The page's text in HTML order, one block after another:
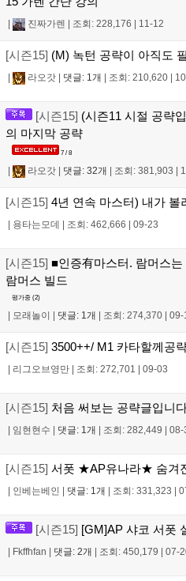
| 진짜가렌 | 조회: 228,176 | 11-12
[시즌15] (M) 녹턴 공략이 아직도
| 라오갓 | 댓글: 1개 | 조회: 210,620 |
[시즌15] (시즌11 시절 공략
의 마지막 공략
7 / 8
라오갓 댓글: 32개 조회: 381,903
[시즌15] 4년 연속 마스터) 내가 볼
용타는모데 조회: 462,666 09-23
[시즌15] ■인증有마스터. 람머스
람머스 빌드
평가중 (2)
| 모래놀이 | 댓글: 1개 | 조회: 274,370 | 09-
[시즌15] 3500++/ M1 카타할께공
| 리그오브영만 | 조회: 272,701 | 09-03
[시즌15] 처음 써보는 공략글입니
| 임현현수 | 댓글: 1개 | 조회: 282,449 | 08-
[시즌15] 서폿 ★AP유나라★ 숨겨
| 인베는베인 | 댓글: 1개 | 조회: 331,323 |
[시즌15] [GM]AP 샤코 서폿
| Fkffhfan | 댓글: 2개 | 조회: 450,179 | 07-